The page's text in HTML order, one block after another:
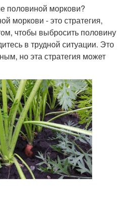
половиной моркови?
моркови - это стратегия,
чтобы выбросить половину
в трудной ситуации. Это
но эта стратегия может